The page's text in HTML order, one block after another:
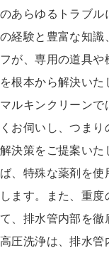
のあらゆるトラブル
の経験と豊富な知識
フが、専用の道具や
を根本から解決いた
マルキンクリーンで
くお伺いし、つま
解決策をご提案いた
ば、特殊な薬剤を
します。また、重
て、排水管内部を徹
高圧洗浄は、排水管